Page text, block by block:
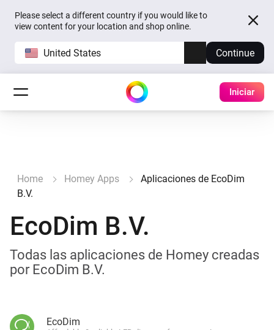
Please select a different country if you would like to
view content for your location and shop online.
United States Continue
Iniciar
Home Homey Apps
Aplicaciones de EcoDim
B.V.
EcoDim B.V.
Todas las aplicaciones de Homey creadas
por EcoDim B.V.
EcoDim